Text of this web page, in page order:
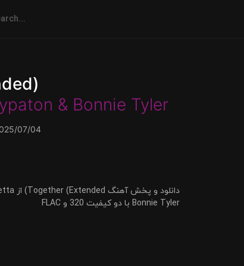
& Bonnie Tyler
07/04
Bonnie Tyler با دو کیفیت 320 و FLAC